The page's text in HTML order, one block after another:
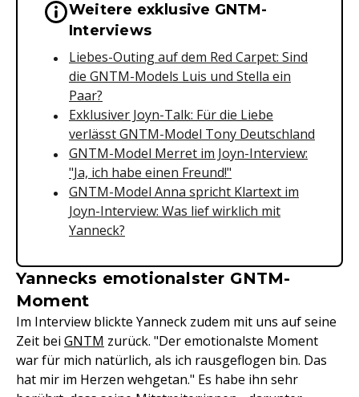
Wichtige Hinweise &
Weitere exklusive GNTM-
Interviews
Liebes-Outing auf dem Red Carpet: Sind
die GNTM-Models Luis und Stella ein
Paar?
Exklusiver Joyn-Talk: Für die Liebe
verlässt GNTM-Model Tony Deutschland
GNTM-Model Merret im Joyn-Interview:
"Ja, ich habe einen Freund!"
GNTM-Model Anna spricht Klartext im
Joyn-Interview: Was lief wirklich mit
Yanneck?
Yannecks emotionalster GNTM-
Moment
Im Interview blickte Yanneck zudem mit uns auf seine
Zeit bei GNTM zurück. "Der emotionalste Moment
war für mich natürlich, als ich rausgeflogen bin. Das
hat mir im Herzen wehgetan." Es habe ihn sehr